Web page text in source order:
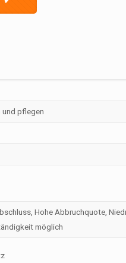
und pflegen
Hohe Abbruchquote,
möglich